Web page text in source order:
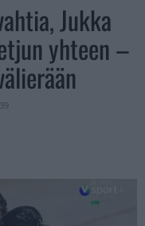
Jukka
yhteen –